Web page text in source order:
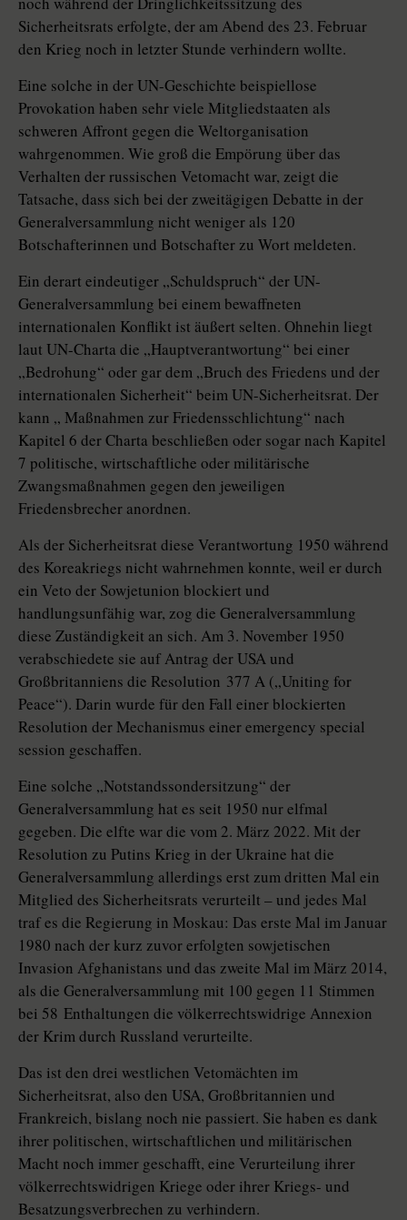
Sicherheitsrats erfolgte, der am Abend des 23. Februar
den Krieg noch in letzter Stunde verhindern wollte.
Eine solche in der UN-Geschichte beispiellose
Provokation haben sehr viele Mitgliedstaaten als
schweren Affront gegen die Weltorganisation
wahrgenommen. Wie groß die Empörung über das
Verhalten der russischen Vetomacht war, zeigt die
Tatsache, dass sich bei der zweitägigen Debatte in der
Generalversammlung nicht weniger als 120
Botschafterinnen und Botschafter zu Wort meldeten.
Ein derart eindeutiger „Schuldspruch“ der UN-
Generalversammlung bei einem bewaffneten
internationalen Konflikt ist äußert selten. Ohnehin liegt
laut UN-Charta die „Hauptverantwortung“ bei einer
„Bedrohung“ oder gar dem „Bruch des Friedens und der
internationalen Sicherheit“ beim UN-Sicherheitsrat. Der
kann „ Maßnahmen zur Friedensschlichtung“ nach
Kapitel 6 der Charta beschließen oder sogar nach Kapitel
7 politische, wirtschaftliche oder militärische
Zwangsmaßnahmen gegen den jeweiligen
Friedensbrecher anordnen.
Als der Sicherheitsrat diese Verantwortung 1950 während
des Koreakriegs nicht wahrnehmen konnte, weil er durch
ein Veto der Sowjetunion blockiert und
handlungsunfähig war, zog die Generalversammlung
diese Zuständigkeit an sich. Am 3. November 1950
verabschiedete sie auf Antrag der USA und
Großbritanniens die Resolution 377 A („Uniting for
Peace“). Darin wurde für den Fall einer blockierten
Resolution der Mechanismus einer emergency special
session geschaffen.
Eine solche „Notstandssondersitzung“ der
Generalversammlung hat es seit 1950 nur elfmal
gegeben. Die elfte war die vom 2. März 2022. Mit der
Resolution zu Putins Krieg in der Ukraine hat die
Generalversammlung allerdings erst zum dritten Mal ein
Mitglied des Sicherheitsrats verurteilt – und jedes Mal
traf es die Regierung in Moskau: Das erste Mal im Januar
1980 nach der kurz zuvor erfolgten sowjetischen
Invasion Afghanistans und das zweite Mal im März 2014,
als die Generalversammlung mit 100 gegen 11 Stimmen
bei 58 Enthaltungen die völkerrechtswidrige Annexion
der Krim durch Russland verurteilte.
Das ist den drei westlichen Veto­mächten im
Sicherheitsrat, also den USA, Großbritannien und
Frankreich, bislang noch nie passiert. Sie haben es dank
ihrer politischen, wirtschaftlichen und militärischen
Macht noch immer geschafft, eine Verurteilung ihrer
völkerrechtswidrigen Kriege oder ihrer Kriegs- und
Besatzungsverbrechen zu verhindern.